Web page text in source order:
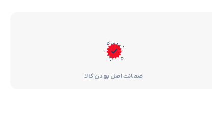
ضمانت اصل بودن کالا